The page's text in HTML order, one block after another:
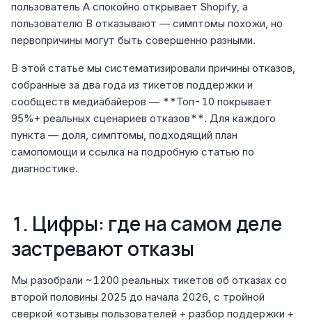
пользователь A спокойно открывает Shopify, а
пользователю B отказывают — симптомы похожи, но
первопричины могут быть совершенно разными.
В этой статье мы систематизировали причины отказов,
собранные за два года из тикетов поддержки и
сообществ медиабайеров — **Топ-10 покрывает
95%+ реальных сценариев отказов**. Для каждого
пункта — доля, симптомы, подходящий план
самопомощи и ссылка на подробную статью по
диагностике.
1. Цифры: где на самом деле
застревают отказы
Мы разобрали ~1200 реальных тикетов об отказах со
второй половины 2025 до начала 2026, с тройной
сверкой «отзывы пользователей + разбор поддержки +